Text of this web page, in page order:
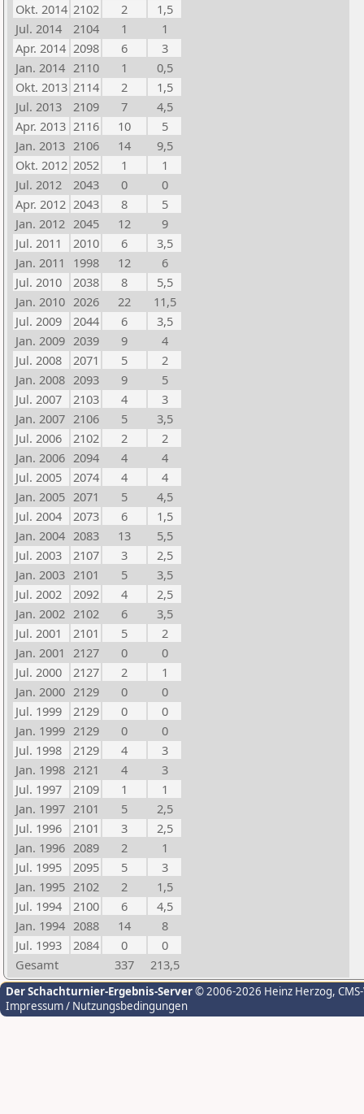
Okt. 2014 2102 2
1,5
Jul. 2014
2104 1
1
Apr. 2014 2098 6
3
Jan. 2014 2110 1
0,5
Okt. 2013 2114 2
1,5
Jul. 2013
2109 7
4,5
Apr. 2013 2116 10
5
Jan. 2013 2106 14
9,5
Okt. 2012 2052 1
1
Jul. 2012
2043 0
0
Apr. 2012 2043 8
5
Jan. 2012 2045 12
9
Jul. 2011
2010 6
3,5
Jan. 2011
1998 12
6
Jul. 2010
2038 8
5,5
Jan. 2010 2026 22
11,5
Jul. 2009
2044 6
3,5
Jan. 2009 2039 9
4
Jul. 2008
2071 5
2
Jan. 2008 2093 9
5
Jul. 2007
2103 4
3
Jan. 2007 2106 5
3,5
Jul. 2006
2102 2
2
Jan. 2006 2094 4
4
Jul. 2005
2074 4
4
Jan. 2005 2071 5
4,5
Jul. 2004
2073 6
1,5
Jan. 2004 2083 13
5,5
Jul. 2003
2107 3
2,5
Jan. 2003 2101 5
3,5
Jul. 2002
2092 4
2,5
Jan. 2002 2102 6
3,5
Jul. 2001
2101 5
2
Jan. 2001 2127 0
0
Jul. 2000
2127 2
1
Jan. 2000 2129 0
0
Jul. 1999
2129 0
0
Jan. 1999 2129 0
0
Jul. 1998
2129 4
3
Jan. 1998 2121 4
3
Jul. 1997
2109 1
1
Jan. 1997 2101 5
2,5
Jul. 1996
2101 3
2,5
Jan. 1996 2089 2
1
Jul. 1995
2095 5
3
Jan. 1995 2102 2
1,5
Jul. 1994
2100 6
4,5
Jan. 1994 2088 14
8
Jul. 1993
2084 0
0
Gesamt
337 213,5
Der Schachturnier-Ergebnis-Server© 2006-2026 Heinz Herzog,
Impressum / Nutzungsbedingungen